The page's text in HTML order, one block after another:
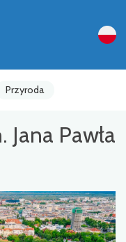
Przyroda
Jana Pawła